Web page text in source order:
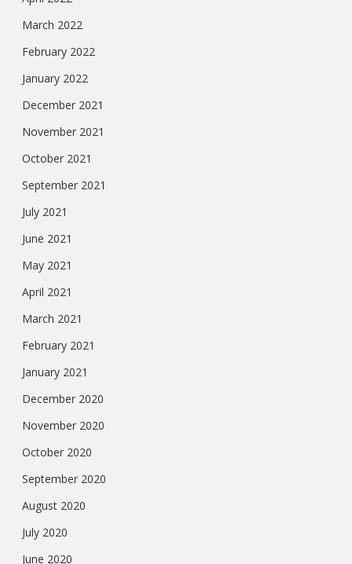
March 2022
February 2022
January 2022
December 2021
November 2021
October 2021
September 2021
July 2021
June 2021
May 2021
April 2021
March 2021
February 2021
January 2021
December 2020
November 2020
October 2020
September 2020
August 2020
July 2020
June 2020